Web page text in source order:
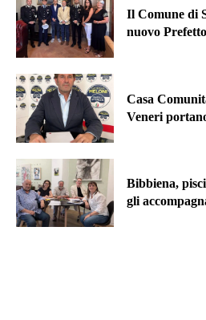
Il Comune di
nuovo
Casa
Veneri
Bibbiena,
gli